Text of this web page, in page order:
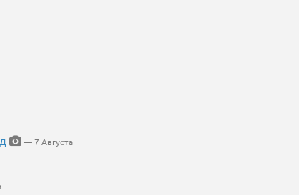
— 7 Августа